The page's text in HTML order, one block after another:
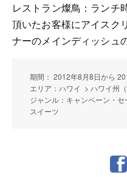
レストラン燦鳥：ランチ
頂いたお客様にアイスク
ナーのメインディッシュ
期間： 2012年8月8日から
エリア：ハワイ > ハワイ州
ジャンル：キャンペーン・セ
スイーツ